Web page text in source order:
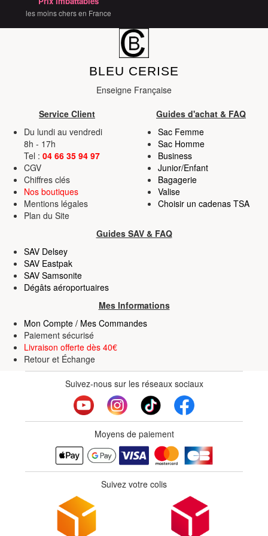
services.
les moins chers en France
BLEU CERISE
Enseigne Française
Service Client
Guides d'achat & FAQ
Du lundi au vendredi
8h - 17h
Tel : 04 66 35 94 97
CGV
Chiffres clés
Nos boutiques
Mentions légales
Plan du Site
Sac Femme
Sac Homme
Business
Junior/Enfant
Bagagerie
Valise
Choisir un cadenas TSA
Guides SAV & FAQ
SAV Delsey
SAV Eastpak
SAV Samsonite
Dégâts aéroportuaires
Mes Informations
Mon Compte / Mes Commandes
Paiement sécurisé
Livraison offerte dès 40€
Retour et Échange
Suivez-nous sur les réseaux sociaux
Moyens de paiement
Suivez votre colis